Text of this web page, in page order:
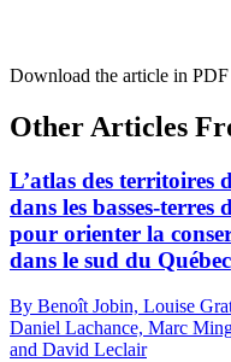
Download the article in PDF
Other Articles
L’atlas des territoires
dans les basses-
pour orienter la
dans le sud du Québec
By Benoît Jobin, Louise
Daniel Lachance, Marc
and David Leclair